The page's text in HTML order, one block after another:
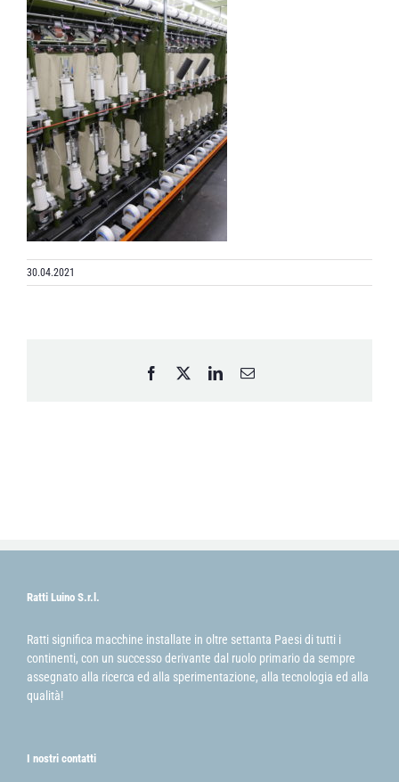
30.04.2021
Facebook LinkedInEmail
Ratti Luino S.r.l.
Ratti significa macchine installate in oltre settanta Paesi di tutti i
continenti, con un successo derivante dal ruolo primario da sempre
assegnato alla ricerca ed alla sperimentazione, alla tecnologia ed alla
qualità!
I nostri contatti